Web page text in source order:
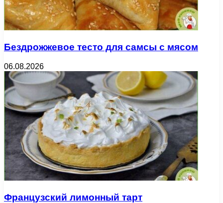
Бездрожжевое тесто для самсы с мясом
06.08.2026
Французский лимонный тарт